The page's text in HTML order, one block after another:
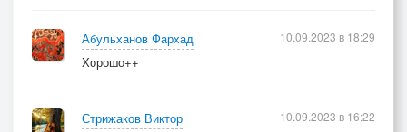
Абульханов Фархад
Хорошо++
10.09.2023 в 18:29
Стрижаков Виктор
10.09.2023 в 16:22